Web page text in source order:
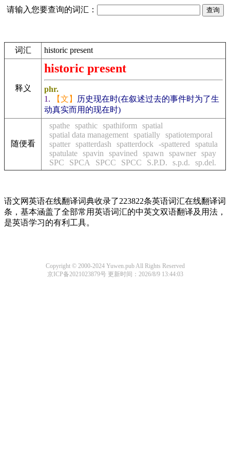
请输入您要查询的词汇：
词汇 historic present
释义
historic present
phr.
1.
【文】
历史现在时(在叙述过去的事件时为了生
动真实而用的现在时)
随便看
spathe spathic spathiform
spatial
spatial data management spatially spatiotemporal
spatter spatterdash spatterdock -spattered
spatula
spatulate spavin spavined spawn spawner spay
SPC
SPCA SPCC SPCC S.P.D. s.p.d. sp.del.
语文网英语在线翻译词典收录了223822条英语词汇在线翻译词
条，基本涵盖了全部常用英语词汇的中英文双语翻译及用法，
是英语学习的有利工具。
Copyright © 2000-2024 Yuwen.pub All Rights Reserved
京ICP备2021023879号更新时间：2026/8/9 13:44:03